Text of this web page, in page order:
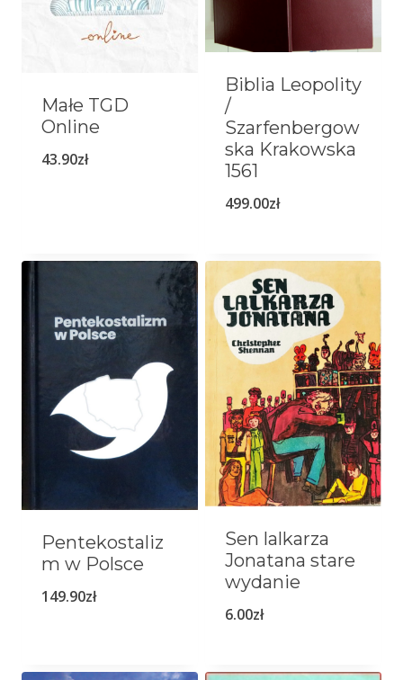
Małe TGD
Online
43.90zł
Biblia Leopolity
/
Szarfenbergow
ska Krakowska
1561
499.00zł
Pentekostaliz
m w Polsce
149.90zł
Sen lalkarza
Jonatana stare
wydanie
6.00zł